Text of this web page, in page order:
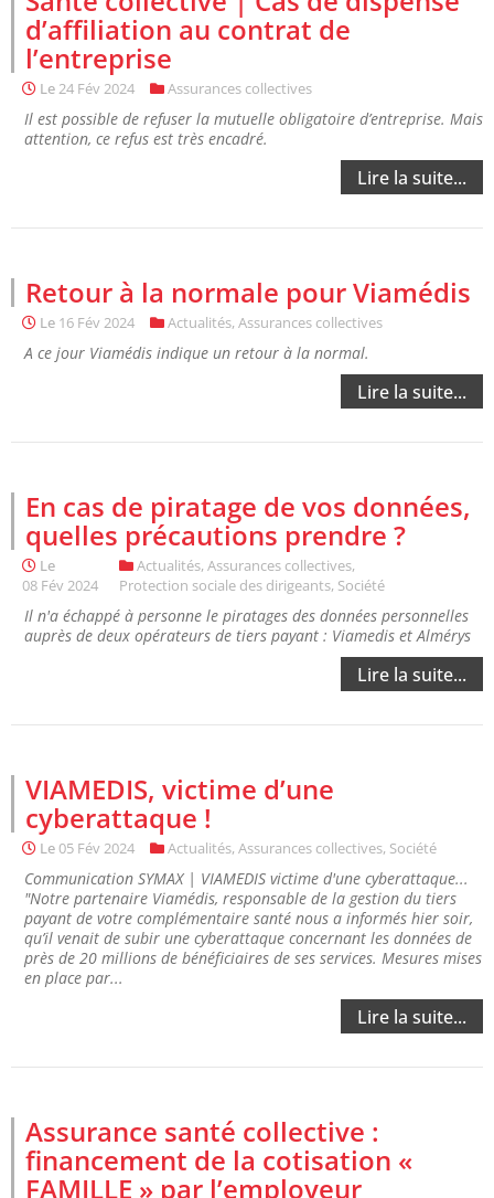
d’affiliation au contrat de
l’entreprise
Le24 Fév 2024 Assurances collectives
Il est possible de refuser la mutuelle obligatoire d’entreprise. Mais
attention, ce refus est très encadré.
Lire la suite...
Retour à la normale pour Viamédis
Le 16 Fév 2024 Actualités, Assurances collectives
A ce jour Viamédis indique un retour à la normal.
Lire la suite...
En cas de piratage de vos données,
quelles précautions prendre ?
Le
08 Fév 2024
Actualités, Assurances collectives,
Protection sociale des dirigeants, Société
Il n'a échappé à personne le piratages des données personnelles
auprès de deux opérateurs de tiers payant : Viamedis et Almérys
Lire la suite...
VIAMEDIS, victime d’une
cyberattaque !
Le05 Fév 2024 Actualités, Assurances collectives, Société
Communication SYMAX | VIAMEDIS victime d'une cyberattaque...
"Notre partenaire Viamédis, responsable de la gestion du tiers
payant de votre complémentaire santé nous a informés hier soir,
qu’il venait de subir une cyberattaque concernant les données de
près de 20 millions de bénéficiaires de ses services. Mesures mises
en place par...
Lire la suite...
Assurance santé collective :
financement de la cotisation «
FAMILLE » par l’employeur